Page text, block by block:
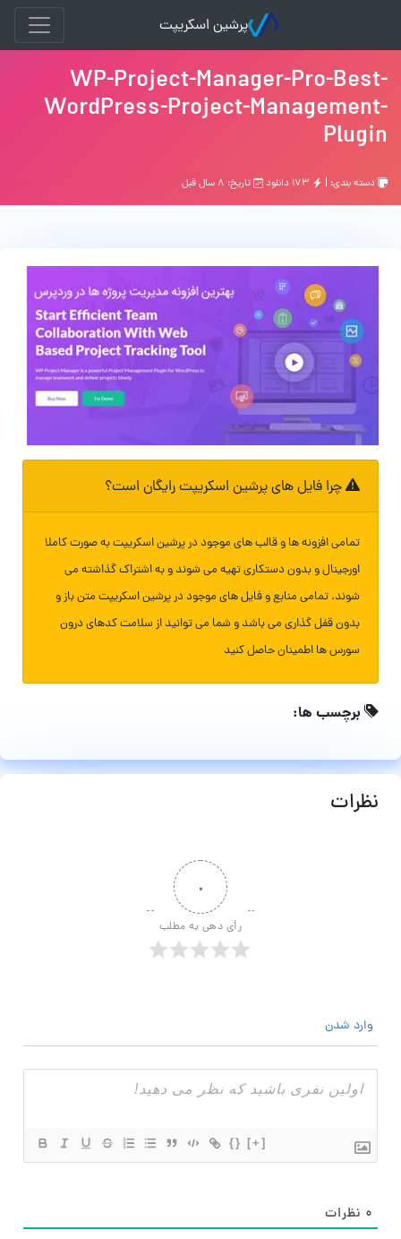
پرشین اسکریپت
WP-Project-Manager-Pro-Best-
WordPress-Project-Management-
Plugin
دسته بندی: | تاریخ: ۸ سال قبل
چرا فایل های پرشین اسکریپت رایگان است؟
تمامی افزونه ها و قالب های موجود در پرشین اسکریپت به صورت کاملا
اورجینال و بدون دستکاری تهیه می شوند و به اشتراک گذاشته می
شوند. تمامی منابع و فایل های موجود در پرشین اسکریپت متن باز و
بدون قفل گذاری می باشد و شما می توانید از سلامت کدهای درون
سورس ها اطمینان حاصل کنید
برچسب ها:
نظرات
۰
رأی دهی به مطلب
وارد شدن
{} [+]
۰ نظرات